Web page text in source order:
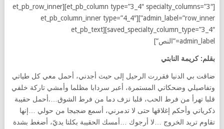
[et_pb_column type=”3_4″ specialty_columns=”3″][et_pb_row_inner
admin_label=”row_inner”][et_pb_column_inner type=”4_4″
saved_specialty_column_type=”3_4″][et_pb_text
admin_label=”النص”]
بقلم: كريمة النابتي
ضاقت بي الدنيا فقررت الرحيل إلى حيث أجدني، أحمل معي كل طياتي
وتفاصيلي وضحكاتي المستمرة، أعبر سردابا مظلما وأمشي تاركة خلفي
قلبا تهرأ من فرط الحب، قلبا نزف دما من فرط الشوق….أحمل حقيبة
ذكرياتي وأحكم إغلاقها حتى لا تدمرني، أسمع ضجيجا من حولي …إنها
تقاوم تريد الخروج …لا أرجوك …أمسك الحقيبة بكلتا يديّ، أضغط بشدة